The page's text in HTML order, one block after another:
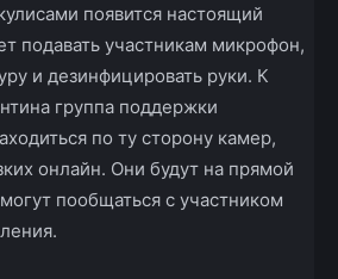
появится настоящий
подавать участникам микрофон,
и дезинфицировать руки. К
группа поддержки
по ту сторону камер,
онлайн. Они будут на прямой
пообщаться с участником